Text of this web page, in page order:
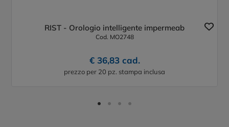
RIST - Orologio intelligente impermeab
Cod. MO2748
€ 36,83 cad.
prezzo per 20 pz. stampa inclusa